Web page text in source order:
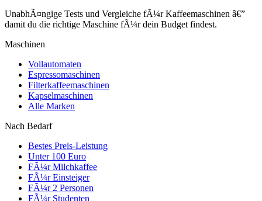
UnabhÃ¤ngige Tests und Vergleiche fÃ¼r Kaffeemaschinen â€”
damit du die richtige Maschine fÃ¼r dein Budget findest.
Maschinen
Vollautomaten
Espressomaschinen
Filterkaffeemaschinen
Kapselmaschinen
Alle Marken
Nach Bedarf
Bestes Preis-Leistung
Unter 100 Euro
FÃ¼r Milchkaffee
FÃ¼r Einsteiger
FÃ¼r 2 Personen
FÃ¼r Studenten